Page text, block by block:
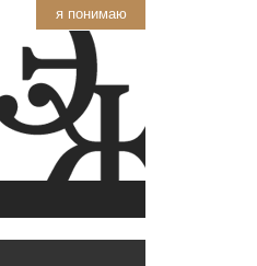
я понимаю